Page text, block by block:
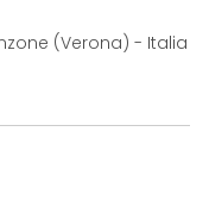
(Verona) - Italia